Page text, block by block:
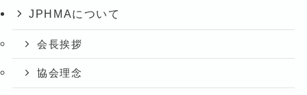
JPHMAについて
会長挨拶
協会理念